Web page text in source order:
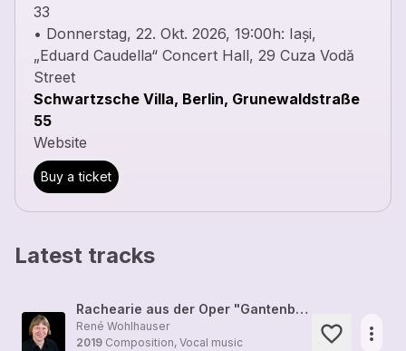
33
• Donnerstag, 22. Okt. 2026, 19:00h: Iași,
„Eduard Caudella“ Concert Hall, 29 Cuza Vodă
Street
Schwartzsche Villa, Berlin, Grunewaldstraße
55
Website
Buy a ticket
Latest tracks
Rachearie aus der Oper "Gantenbein". Für Sopran und Klavier (2004)
René Wohlhauser
2019 Composition, Vocal music
more_horiz